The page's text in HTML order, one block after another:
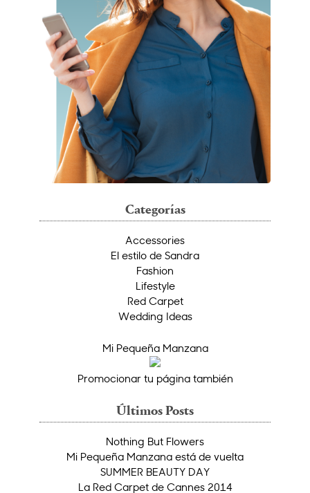
Categorías
Accessories
El estilo de Sandra
Fashion
Lifestyle
Red Carpet
Wedding Ideas
Mi Pequeña Manzana
Promocionar tu página también
Últimos Posts
Nothing But Flowers
Mi Pequeña Manzana está de vuelta
SUMMER BEAUTY DAY
La Red Carpet de Cannes 2014